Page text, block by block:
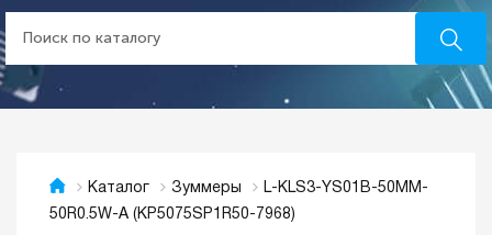
Каталог Зуммеры
L-KLS3-YS01B-50MM-
50R0.5W-A (KP5075SP1R50-7968)